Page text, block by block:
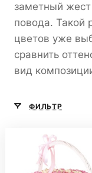
заметный
повода. Такой
цветов уже
сравнить
вид
ФИЛЬТР